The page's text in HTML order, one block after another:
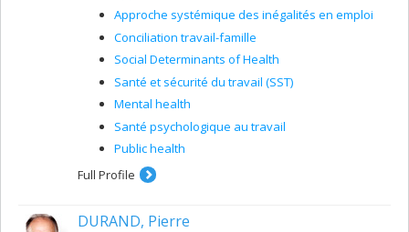
Approche systémique des inégalités en emploi
Conciliation travail-famille
Social Determinants of Health
Santé et sécurité du travail (SST)
Mental health
Santé psychologique au travail
Public health
Full Profile
DURAND, Pierre